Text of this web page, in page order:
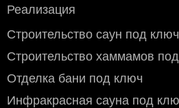
Производитель
ВНИМАНИЕ!
Стоимость доставки по
Доставка производится
Реализация
Строительство саун под ключ
Строительство хаммамов
Отделка бани под ключ
Инфракрасная сауна под